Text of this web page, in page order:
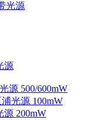
光源
源
源 500/600mW
光源 100mW
源 200mW